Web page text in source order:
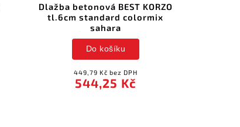
Dlažba betonová BEST KORZO
tl.6cm standard colormix
sahara
449,79 Kč bez DPH
544,25 Kč
Do košíku